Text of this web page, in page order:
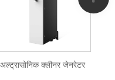
अल्ट्रासोनिक क्लीनर जेनरेटर